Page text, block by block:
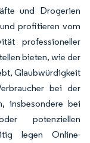
und Drogerien
profitieren vom
professioneller
bieten, wie der
Glaubwürdigkeit
bei der
insbesondere bei
potenziellen
legen Online-